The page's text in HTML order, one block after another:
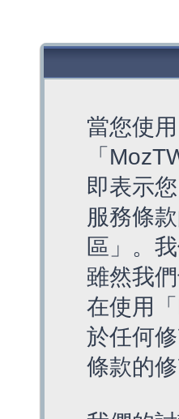
當您使
「
即表示
服務條
區」。
雖然我
在使用
於任何
條款的修